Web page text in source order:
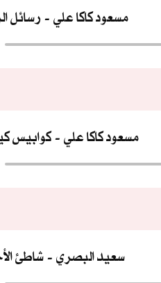
رسائل مسعود كاكا علي
كوابيس مسعود كاكا علي
شاطئ سعيد البصري